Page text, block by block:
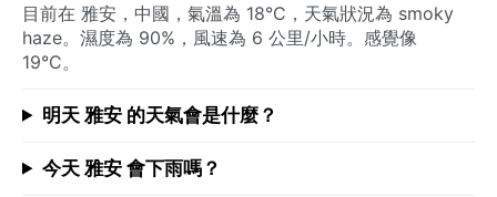
目前在 雅安，中國，氣溫為 18°C，天氣狀況為 smoky
haze。濕度為 90%，風速為 6 公里/小時。感覺像
19°C。
明天 雅安 的天氣會是什麼？
今天 雅安 會下雨嗎？